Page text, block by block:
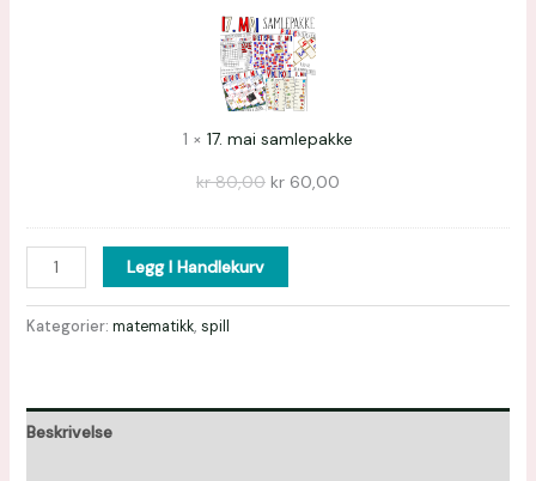
mai
samlepakke
1 × 17. mai samlepakke
kr80,00 kr 60,00
Legg I Handlekurv
Kategorier: matematikk, spill
Beskrivelse